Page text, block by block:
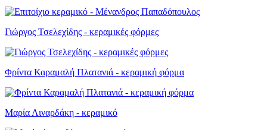
Γιώργος Τσελεχίδης - κεραμικές φόρμες
Φρίντα Καραμαλή Πλατανιά - κεραμική φόρμα
Μαρία Λιναρδάκη - κεραμικό